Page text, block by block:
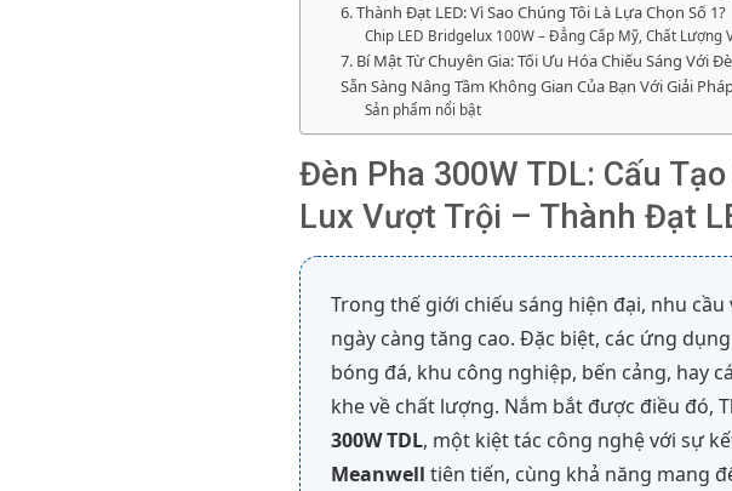
6. Thành Đạt LED: Vì Sao Chúng Tôi Là Lựa Chọn Số 1?
Chip LED Bridgelux 100W – Đẳng Cấp Mỹ, Chất Lượng
7. Bí Mật Từ Chuyên Gia: Tối Ưu Hóa Chiếu Sáng Với
Sẵn Sàng Nâng Tầm Không Gian Của Bạn Với Giải
Sản phẩm nổi bật
Đèn Pha 300W TDL: Cấu
Lux Vượt Trội – Thành Đạt
Trong thế giới chiếu sáng hiện đại, nhu
ngày càng tăng cao. Đặc biệt, các ứng
bóng đá, khu công nghiệp, bến cảng, hay
khe về chất lượng. Nắm bắt được điều đó,
300W TDL, một kiệt tác công nghệ với sự
Meanwell tiên tiến, cùng khả năng mang